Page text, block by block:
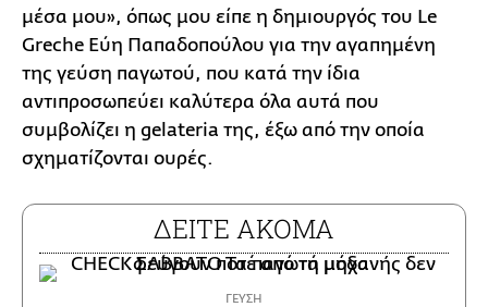
μέσα μου», όπως μου είπε η δημιουργός του Le
Greche Εύη Παπαδοπούλου για την αγαπημένη
της γεύση παγωτού, που κατά την ίδια
αντιπροσωπεύει καλύτερα όλα αυτά που
συμβολίζει η gelateria της, έξω από την οποία
σχηματίζονται ουρές.
ΔΕΙΤΕ ΑΚΟΜΑ
ΓΕΥΣΗ